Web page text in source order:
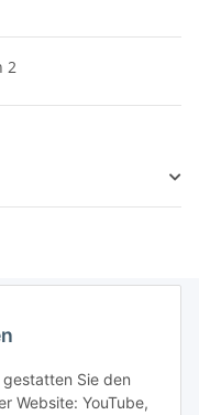
2
gestatten Sie den
Website: YouTube,